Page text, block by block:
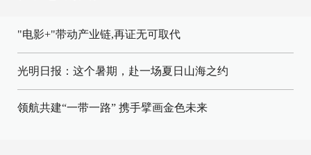
"电影+"带动产业链,再证无可取代
光明日报：这个暑期，赴一场夏日山海之约
领航共建“一带一路” 携手擘画金色未来